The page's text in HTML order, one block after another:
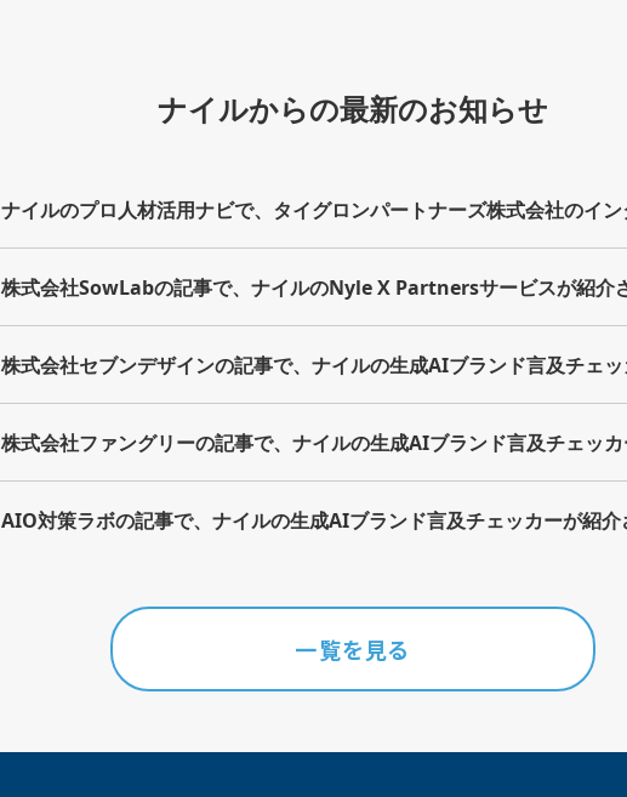
ナイルからの最新のお知らせ
ナイルのプロ人材活用ナビで、タイグロンパートナーズ株式会社のイ
株式会社SowLabの記事で、ナイルのNyle X Partnersサービスが紹介
株式会社セブンデザインの記事で、ナイルの生成AIブランド言及チェ
株式会社ファングリーの記事で、ナイルの生成AIブランド言及チェッ
AIO対策ラボの記事で、ナイルの生成AIブランド言及チェッカーが紹介
一覧を見る